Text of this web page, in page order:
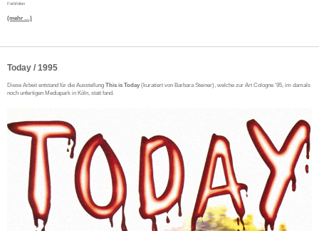
Farbfolien
(mehr …)
Today / 1995
Diese Arbeit entstand für die Ausstellung This is Today(kuratiert von Barbara Steiner), welche zur Art Cologne ’95, im damals
noch unfertigen Mediapark in Köln, statt fand.